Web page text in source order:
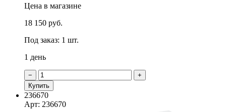
Цена в магазине
18 150 руб.
Под заказ: 1 шт.
1 день
−
+
Купить
236670
Арт: 236670